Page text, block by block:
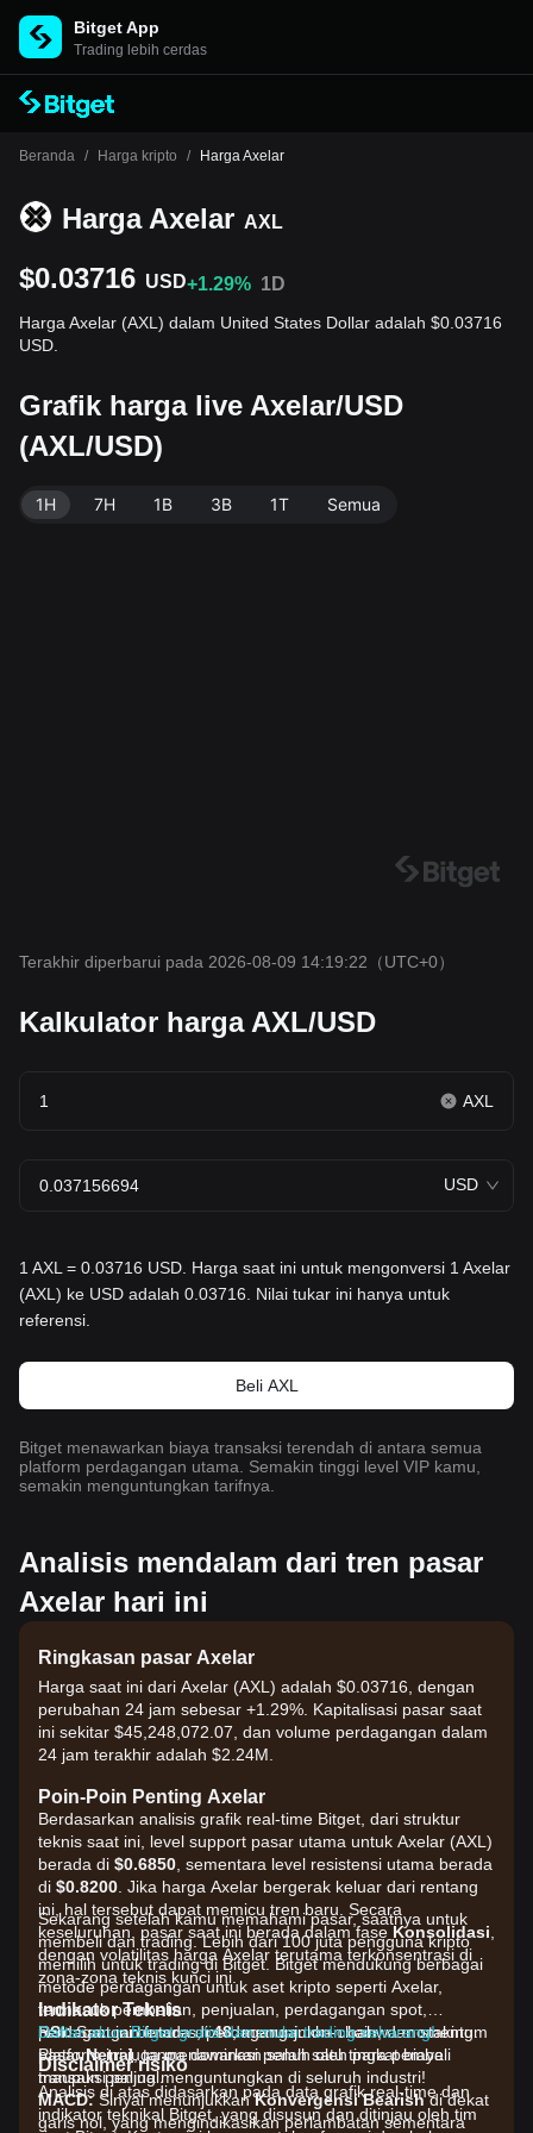
Bitget App
Trading lebih cerdas
Beranda / Harga kripto / Harga Axelar
Harga Axelar AXL
$0.03716 USD+1.29% 1D
Harga Axelar (AXL) dalam United States Dollar adalah $0.03716
USD.
Grafik harga live Axelar/USD
(AXL/USD)
1H 7H 1B 3B 1T Semua
Terakhir diperbarui pada 2026-08-09 14:19:22 （UTC+0）
Kalkulator harga AXL/USD
AXL
USD
1 AXL = 0.03716 USD. Harga saat ini untuk mengonversi 1 Axelar
(AXL) ke USD adalah 0.03716. Nilai tukar ini hanya untuk
referensi.
Beli AXL
Bitget menawarkan biaya transaksi terendah di antara semua
platform perdagangan utama. Semakin tinggi level VIP kamu,
semakin menguntungkan tarifnya.
Analisis mendalam dari tren pasar
Axelar hari ini
Ringkasan pasar Axelar
Harga saat ini dari Axelar (AXL) adalah $0.03716, dengan
perubahan 24 jam sebesar +1.29%. Kapitalisasi pasar saat
ini sekitar $45,248,072.07, dan volume perdagangan dalam
24 jam terakhir adalah $2.24M.
Poin-Poin Penting Axelar
Berdasarkan analisis grafik real-time Bitget, dari struktur
teknis saat ini, level support pasar utama untuk Axelar (AXL)
berada di $0.6850 , sementara level resistensi utama berada
di $0.8200 . Jika harga Axelar bergerak keluar dari rentang
ini, hal tersebut dapat memicu tren baru. Secara
keseluruhan, pasar saat ini berada dalam fase Konsolidasi
dengan volatilitas harga Axelar terutama terkonsentrasi di
zona-zona teknis kunci ini.
Indikator Teknis
RSI:Saat ini berada di48, menunjukkan bahwa momentum
pasarNetral, tanpa dominasi penuh oleh para pembeli
maupun penjual.
MACD:Sinyal menunjukkanKonvergensi Bearishdi dekat
garis nol, yang mengindikasikan perlambatan sementara
Sekarang setelah kamu memahami pasar, saatnya untuk
membeli dan trading. Lebih dari 100 juta pengguna kripto
memilih untuk trading di Bitget. Bitget mendukung berbagai
metode perdagangan untuk aset kripto seperti Axelar,
termasuk pembelian, penjualan, perdagangan spot,
perdagangan futures, perdagangan on-chain, dan staking.
Platform ini juga menawarkan salah satu tingkat biaya
transaksi paling menguntungkan di seluruh industri!
Daftar akun Bitget gratis dan mulai trading sekarang!
Disclaimer risiko
Analisis di atas didasarkan pada data grafik real-time dan
indikator teknikal Bitget, yang disusun dan ditinjau oleh tim